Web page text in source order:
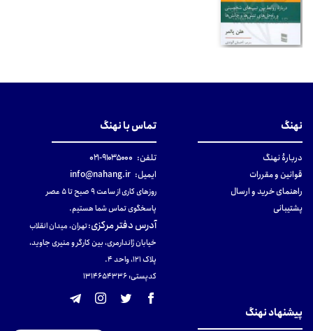
نهنگ
دربارهٔ نهنگ
قوانین و مقررات
راهنمای خرید و ارسال
پشتیبانی
تماس با نهنگ
تلفن: ۹۱۰۳۵۰۰۰-۰۲۱
ایمیل: info@nahang.ir
روزهای کاری از ساعت ۹ صبح تا ۵ عصر
پاسخگوی تماس شما هستیم.
آدرس دفتر مرکزی:تهران، میدان انقلاب
خیابان ژاندارمری، بین کارگر و منیری جاوید،
پلاک 121، واحد ۴.
کدپستی: 131465433۶
پیشنهاد نهنگ